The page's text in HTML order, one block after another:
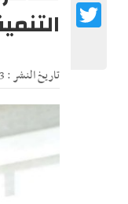
تاريخ النشر : 16:03 - 2025/12/05
Twitter